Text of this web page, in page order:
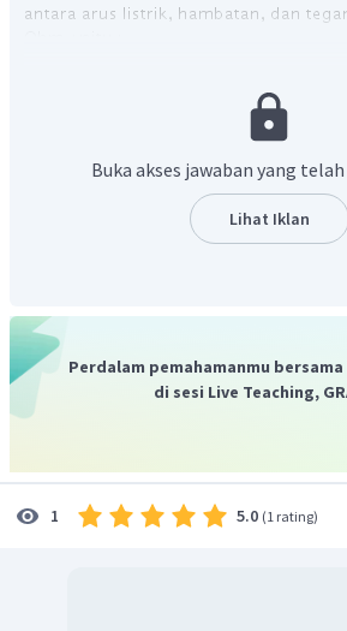
Buka akses jawaban yang
Lihat Iklan
Perdalam pemahamanmu
di sesi Live Teaching,
1 5.0 (1 rating)